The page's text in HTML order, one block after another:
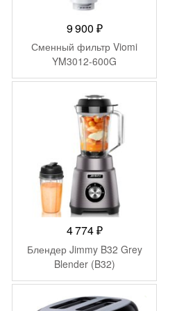
9 900 ₽
Сменный фильтр Viomi
YM3012-600G
4 774₽
Блендер Jimmy B32 Grey
Blender (B32)
-5 000₽